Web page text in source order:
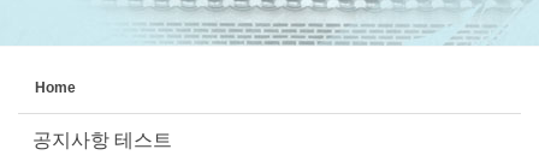
Home
공지사항 테스트